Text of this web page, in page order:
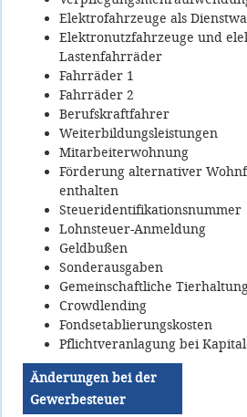
Elektrofahrzeuge als
Elektronutzfahrzeuge und
Lastenfahrräder
Fahrräder 1
Fahrräder 2
Berufskraftfahrer
Weiterbildungsleistungen
Mitarbeiterwohnung
Förderung alternativer
enthalten
Steueridentifikationsnummer
Lohnsteuer-Anmeldung
Geldbußen
Sonderausgaben
Gemeinschaftliche
Crowdlending
Fondsetablierungskosten
Pflichtveranlagung bei
Änderungen bei der
Gewerbesteuer